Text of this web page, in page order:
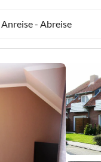
Anreise-Abreise